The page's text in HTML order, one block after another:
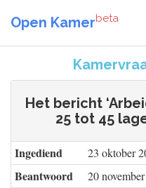
Open Kamerbeta
Het bericht
25 tot 45
Ingediend 23 oktober
Beantwoord 20